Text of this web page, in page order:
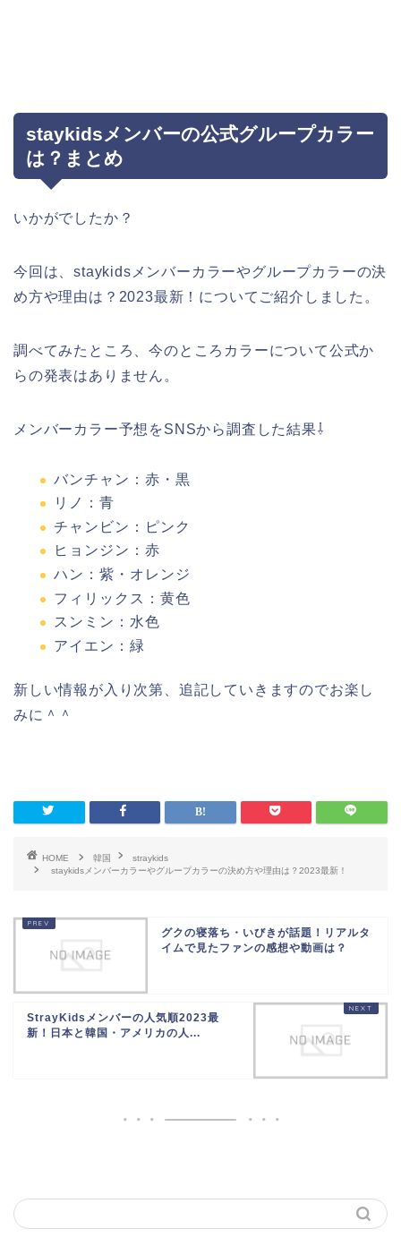
staykidsメンバーの公式グループカラー
は？まとめ
いかがでしたか？
今回は、staykidsメンバーカラーやグループカラーの決
め方や理由は？2023最新！についてご紹介しました。
調べてみたところ、今のところカラーについて公式か
らの発表はありません。
メンバーカラー予想をSNSから調査した結果⇩
バンチャン：赤・黒
リノ：青
チャンビン：ピンク
ヒョンジン：赤
ハン：紫・オレンジ
フィリックス：黄色
スンミン：水色
アイエン：緑
新しい情報が入り次第、追記していきますのでお楽し
みに＾＾
HOME 韓国
straykids
staykidsメンバーカラーやグループカラーの決め方や理由は？2023最新！
グクの寝落ち・いびきが話題！リアルタ
イムで見たファンの感想や動画は？
StrayKidsメンバーの人気順2023最
新！日本と韓国・アメリカの人...